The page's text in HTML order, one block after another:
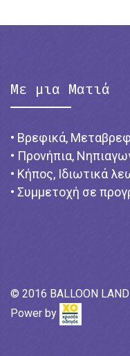
Με μια Ματιά
• Βρεφικά,
• Προνήπια,
• Κήπος, Ιδιωτικά
• Συμμετοχή σε
© 2016 BALLOON LAND
Power by